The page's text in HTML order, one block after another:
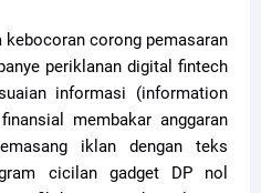
kebocoran corong pemasaran
periklanan digital fintech
informasi (information
membakar anggaran
iklan dengan teks
cicilan gadget DP nol